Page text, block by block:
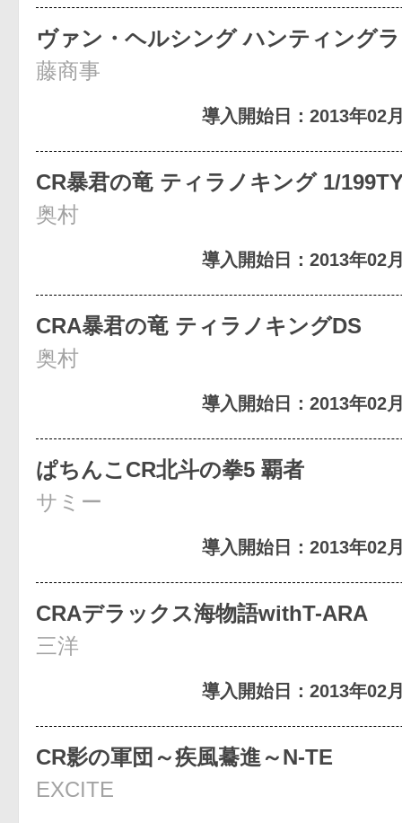
ヴァン・ヘルシング ハンティング
藤商事
導入開始日：2013年02
CR暴君の竜 ティラノキング 1/
奥村
導入開始日：2013年02
CRA暴君の竜 ティラノキングDS
奥村
導入開始日：2013年02
ぱちんこCR北斗の拳5 覇者
サミー
導入開始日：2013年02
CRAデラックス海物語withT-ARA
三洋
導入開始日：2013年02
CR影の軍団～疾風驀進～N‐TE
EXCITE